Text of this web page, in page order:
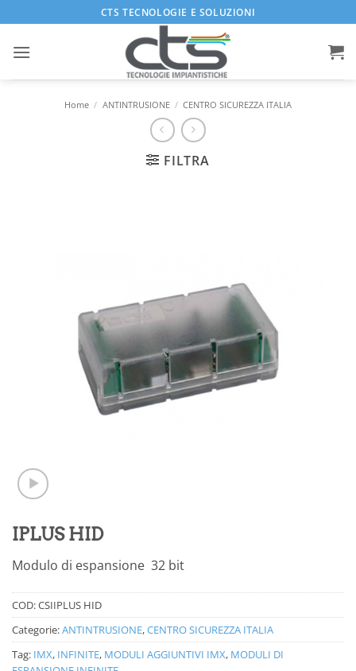
ai
contenuti
CTS TECNOLOGIE E SOLUZIONI
Home / ANTINTRUSIONE / CENTRO SICUREZZA ITALIA
FILTRA
IPLUS HID
Modulo di espansione 32 bit
COD:CSIIPLUS HID
Categorie:ANTINTRUSIONE,CENTRO SICUREZZA ITALIA
Tag: IMX, INFINITE, MODULI AGGIUNTIVI IMX, MODULI DI